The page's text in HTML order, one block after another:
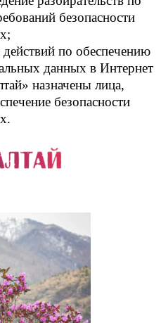
безопасности
по обеспечению
данных в Интернет
назначены лица,
безопасности